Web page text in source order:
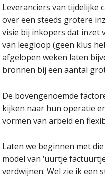
Leveranciers van tijdelijke
over een steeds grotere
visie bij inkopers dat inzet
van leegloop (geen klus
afgelopen weken laten
bronnen bij een aantal
De bovengenoemde
kijken naar hun operatie
vormen van arbeid en
Laten we beginnen met
model van ‘uurtje
verdwijnen. Wel zie ik een